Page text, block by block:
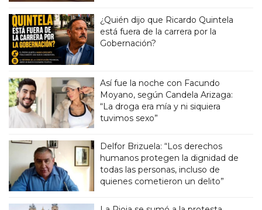
¿Quién dijo que Ricardo Quintela
está fuera de la carrera por la
Gobernación?
Así fue la noche con Facundo
Moyano, según Candela Arizaga:
“La droga era mía y ni siquiera
tuvimos sexo”
Delfor Brizuela: “Los derechos
humanos protegen la dignidad de
todas las personas, incluso de
quienes cometieron un delito”